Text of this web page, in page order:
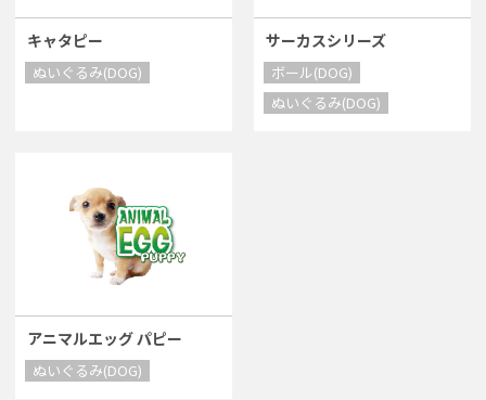
キャタピー
ぬいぐるみ(DOG)
サーカスシリーズ
ボール(DOG)
ぬいぐるみ(DOG)
アニマルエッグ パピー
ぬいぐるみ(DOG)